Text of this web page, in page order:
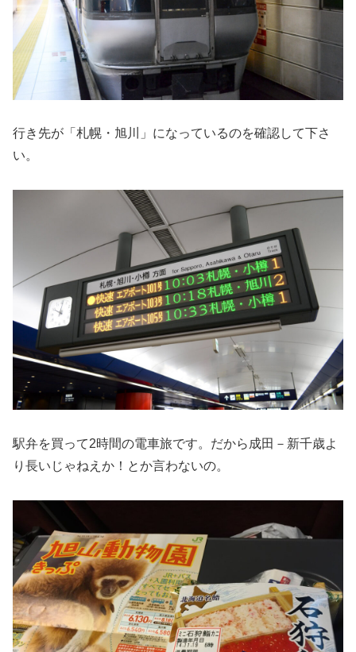
行き先が「札幌・旭川」になっているのを確認して下さ
い。
駅弁を買って2時間の電車旅です。だから成田－新千歳よ
り長いじゃねえか！とか言わないの。